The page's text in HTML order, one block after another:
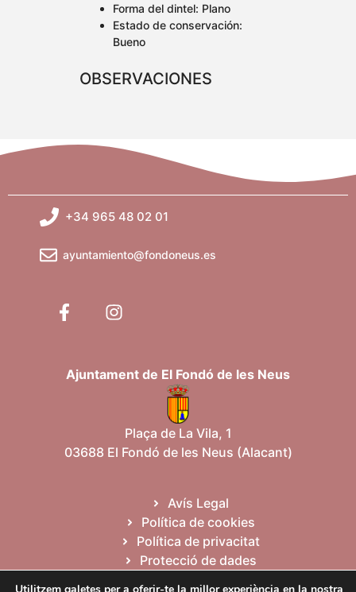
Forma del dintel: Plano
Estado de conservación:
Bueno
OBSERVACIONES
+34 965 48 02 01
ayuntamiento@fondoneus.es
Ajuntament de El Fondó de les Neus
Plaça de La Vila, 1
03688 El Fondó de les Neus (Alacant)
Avís Legal
Política de cookies
Política de privacitat
Protecció de dades